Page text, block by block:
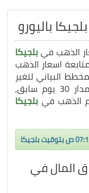
باليورو
الذهب فيبلجيكا
اسعار الذهب
البياني لتغير
على مدار 30 يوم سابق,
الذهب في بلجيكا
المال في